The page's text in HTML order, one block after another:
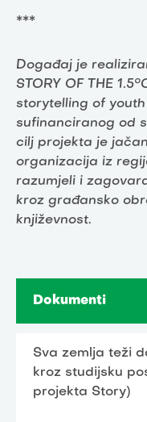
***
Događaj je
STORY OF THE
storytelling of
sufinanciranog od
cilj projekta je
organizacija iz
razumjeli i
kroz građansko
književnost.
Dokumenti
Sva zemlja teži
kroz studijsku
projekta Story)